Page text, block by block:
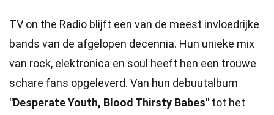
TV on the Radio blijft een van de meest invloedrijke
bands van de afgelopen decennia. Hun unieke mix
van rock, elektronica en soul heeft hen een trouwe
schare fans opgeleverd. Van hun debuutalbum
"Desperate Youth, Blood Thirsty Babes" tot het